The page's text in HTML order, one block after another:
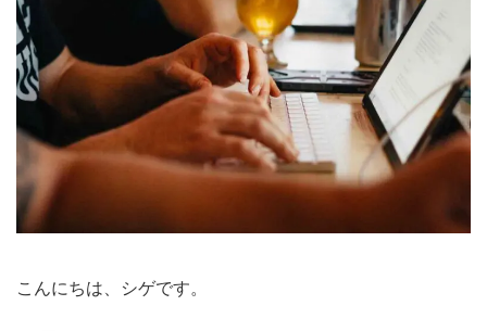
こんにちは、シゲです。